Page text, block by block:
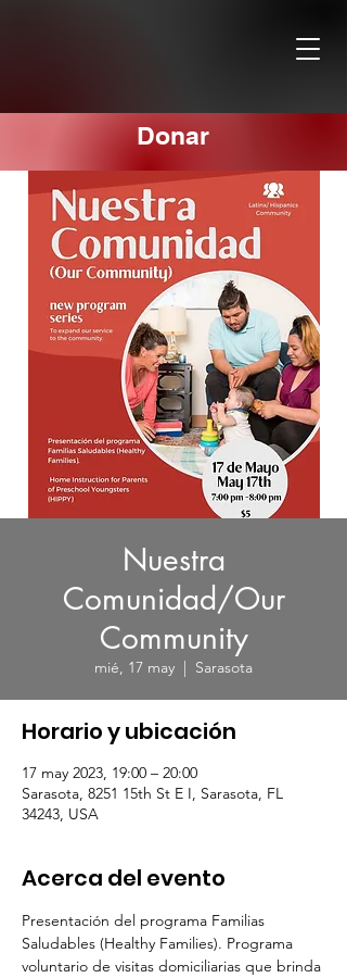
Donar
Nuestra
Comunidad/Our
Community
mié, 17 may
  |
Sarasota
Horario y ubicación
17 may 2023, 19:00 – 20:00
Sarasota, 8251 15th St E I, Sarasota, FL
34243, USA
Acerca del evento
Presentación del programa Familias
Saludables (Healthy Families). Programa
voluntario de visitas domiciliarias que brinda